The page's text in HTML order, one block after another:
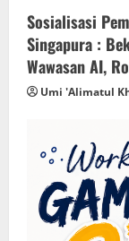
Sosialisasi
Singapura :
Wawasan AI,
Umi 'Alimatul